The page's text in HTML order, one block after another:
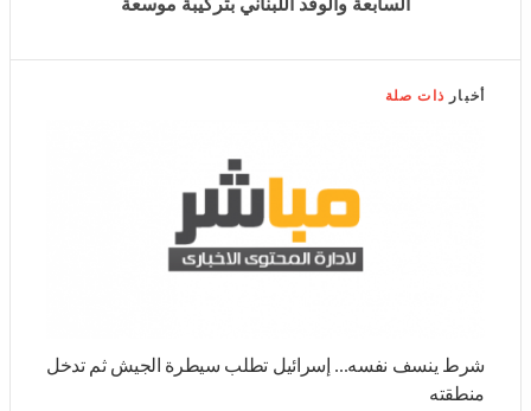
شرط ينسف نفسه... إسرائيل تطلب سيطرة الجيش ثم تدخل